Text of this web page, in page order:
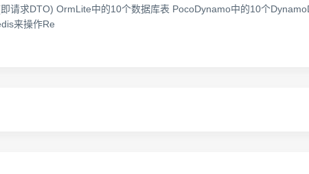
请求DTO) OrmLite中的10个数据库表 PocoDynamo中的10个
来操作Re